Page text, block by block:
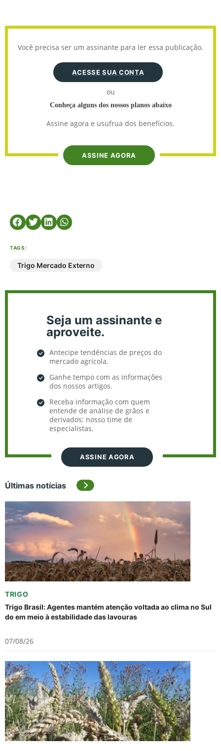
Você precisa ser um assinante para ler essa publicação.
ACESSE SUA CONTA
ou
Conheça alguns dos nossos planos abaixo
Assine agora e usufrua dos benefícios.
ASSINE AGORA
TAGS:
Trigo Mercado Externo
Seja um assinante e
aproveite.
Antecipe tendências de preços do
mercado agrícola.
Ganhe tempo com as informações
dos nossos artigos.
Receba informação com quem
entende de análise de grãos e
derivados: nosso time de
especialistas.
ASSINE AGORA
Últimas notícias
TRIGO
Trigo Brasil: Agentes mantém atenção voltada ao clima no Sul
do em meio à estabilidade das lavouras
07/08/26